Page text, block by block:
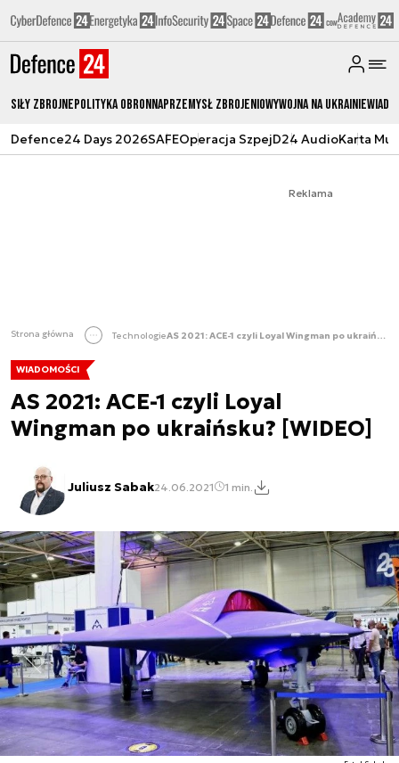
Siły zbrojnePolityka obronnaPrzemysł ZbrojeniowyWojna na Ukrainie
Defence24 Days 2026SAFEOperacja SzpejD24 AudioKarta
Reklama
Strona główna Technologie AS 2021: ACE-1 czyli Loyal Wingman po ukraińsku? [WIDEO]
WIADOMOŚCI
AS 2021: ACE-1 czyli Loyal
Wingman po ukraińsku? [WIDEO]
Juliusz Sabak24.06.2021 1 min.